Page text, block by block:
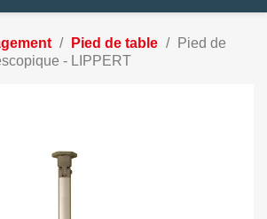
Pied de table
Pied de
- LIPPERT